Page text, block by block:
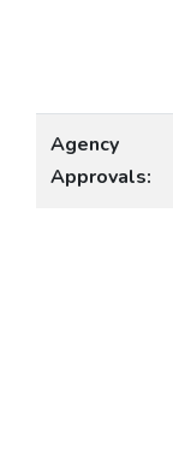
Agency
Approvals: